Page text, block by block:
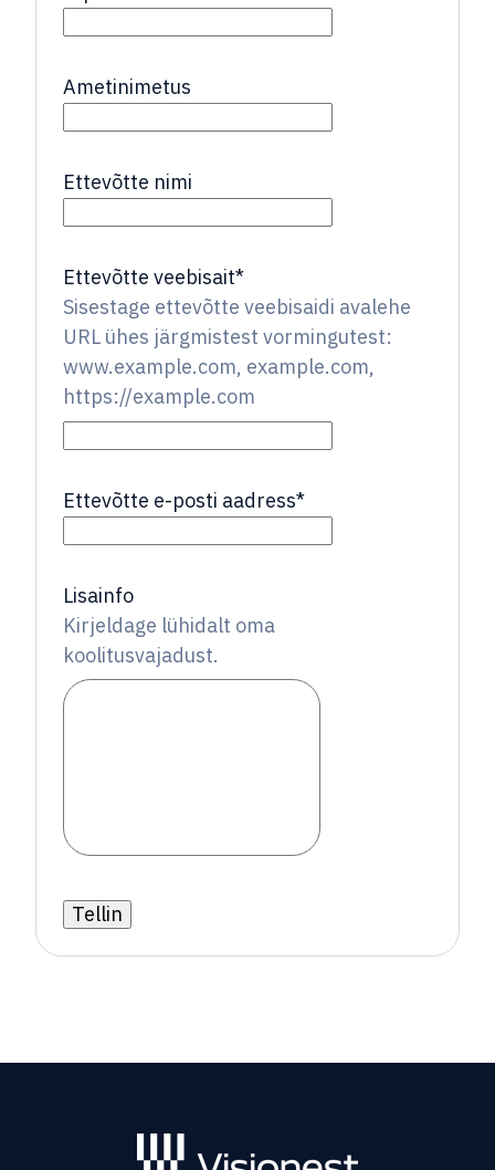
Ametinimetus
Ettevõtte nimi
Ettevõtte veebisait*
Sisestage ettevõtte veebisaidi avalehe
URL ühes järgmistest vormingutest:
www.example.com, example.com,
https://example.com
Ettevõtte e-posti aadress*
Lisainfo
Kirjeldage lühidalt oma
koolitusvajadust.